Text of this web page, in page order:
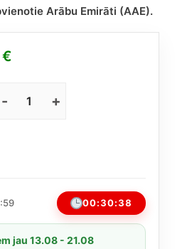
Arābu Emirāti (AAE).
€
Tubbees
daudzums 00:30:38
jau 13.08 - 21.08